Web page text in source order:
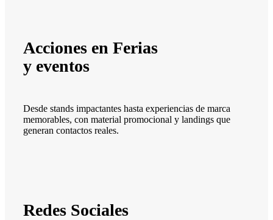
Acciones en Ferias
y eventos
Desde stands impactantes hasta experiencias de marca
memorables, con material promocional y landings que
generan contactos reales.
Redes Sociales